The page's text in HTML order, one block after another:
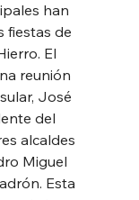
han
fiestas de
El
reunión
José
del
alcaldes
Miguel
Esta